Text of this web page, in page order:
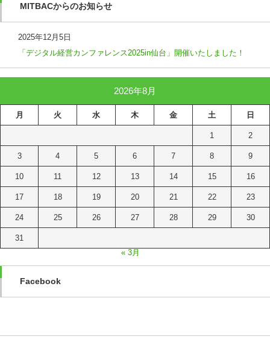
MITBACからのお知らせ
2025年12月5日
「デジタル経営カンファレンス2025in仙台」開催いたしました！
2026年8月
月 火 水 木 金 土 日
1 2
3 4 5 6 7 8 9
10 11 12 13 14 15 16
17 18 19 20 21 22 23
24 25 26 27 28 29 30
31
« 3月
Facebook